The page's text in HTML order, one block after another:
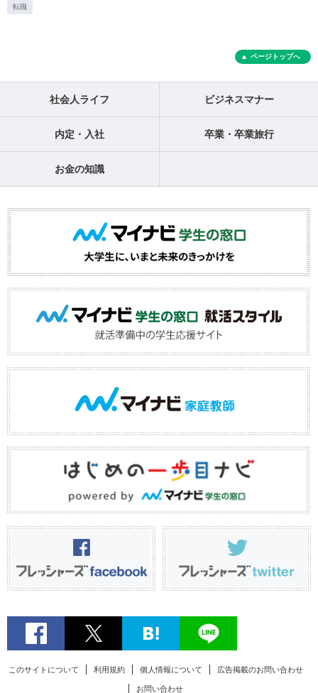
転職
ページトップへ
社会人ライフ ビジネスマナー
内定・入社 卒業・卒業旅行
お金の知識
このサイトについて 利用規約 個人情報について 広告掲載のお問い合わせ
お問い合わせ